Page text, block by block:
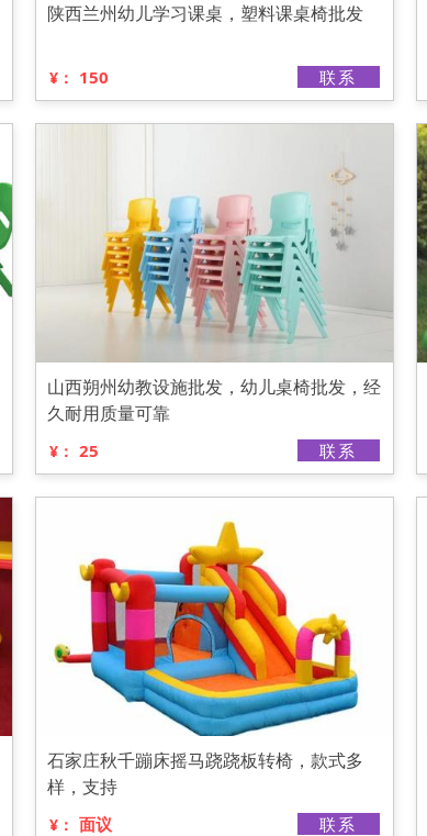
陕西兰州幼儿学习课桌，塑料课桌椅批发
¥： 150 联系
山西朔州幼教设施批发，幼儿桌椅批发，经
久耐用质量可靠
¥： 25 联系
石家庄秋千蹦床摇马跷跷板转椅，款式多
样，支持
¥： 面议 联系